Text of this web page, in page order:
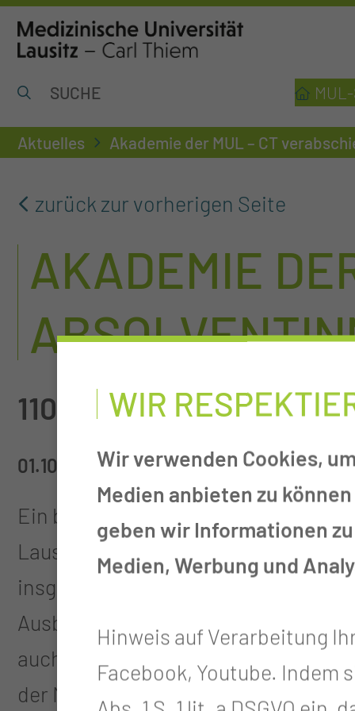
Aktuelles Akademie der MUL – CT
zurück zur vorherigen Seite
AKADEMIE
110 Nachwuchskräfte
01.10.2025
Ein besonderer Tag für die
Lausitz – Carl Thiem: Am Dienstag
insgesamt 110 Absolventinnen und
Ausbildungsberufen feierlich
auch zahlreiche Auszubildende von
der MUL – CT.
WIR
Wir verwenden Cookies,
Medien anbieten zu
geben wir Informationen
Medien, Werbung und
Hinweis auf Verarbeitung
Facebook, Youtube. Indem